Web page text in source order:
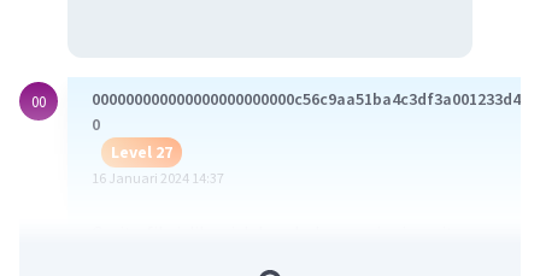
00
0
Level 27
16 Januari 2024 14:37